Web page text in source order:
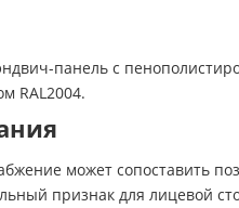
панель с
RAL2004.
может сопоставить
признак для